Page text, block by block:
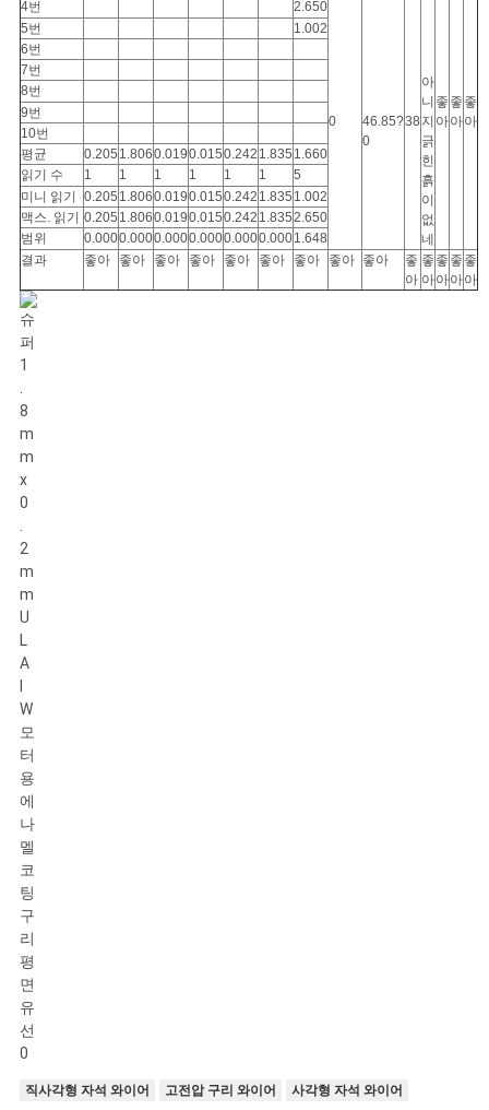
세
요
사
이
트
맵
PRIVACY
POLICY
0
46.85?
0
38
아
니
지
긁
힌
흙
이
없
네
좋
아
좋
아
좋
아
4번
2.650
5번
1.002
6번
7번
8번
9번
10번
평균
0.205 1.8060.0190.0150.242 1.835 1.660
읽기 수
1 1 1 1 1 1
5
미니 읽기
0.205 1.8060.0190.0150.242 1.835 1.002
맥스. 읽기
0.205 1.8060.0190.0150.242 1.8352.650
범위
0.0000.0000.0000.0000.0000.0001.648
결과
좋아 좋아 좋아 좋아 좋아 좋아 좋아 좋아 좋아
좋
아
좋
아
좋
아
좋
아
좋
아
직사각형 자석 와이어 고전압 구리 와이어 사각형 자석 와이어